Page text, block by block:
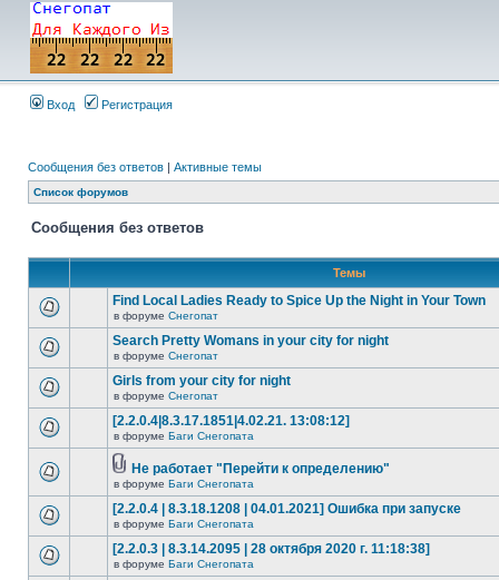
Вход Регистрация
Сообщения без ответов | Активные темы
Список форумов
Сообщения без ответов
Темы
Find Local Ladies Ready to Spice Up the Night in Your Town
в форуме Снегопат
Search Pretty Womans in your city for night
в форуме Снегопат
Girls from your city for night
в форуме Снегопат
[2.2.0.4|8.3.17.1851|4.02.21. 13:08:12]
в форуме Баги Снегопата
Не работает "Перейти к определению"
в форуме Баги Снегопата
[2.2.0.4 | 8.3.18.1208 | 04.01.2021] Ошибка при запуске
в форуме Баги Снегопата
[2.2.0.3 | 8.3.14.2095 | 28 октября 2020 г. 11:18:38]
в форуме Баги Снегопата